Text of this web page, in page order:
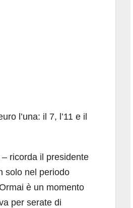
l’una: il 7, l’11 e il
– ricorda il presidente
solo nel periodo
è un momento
per serate di